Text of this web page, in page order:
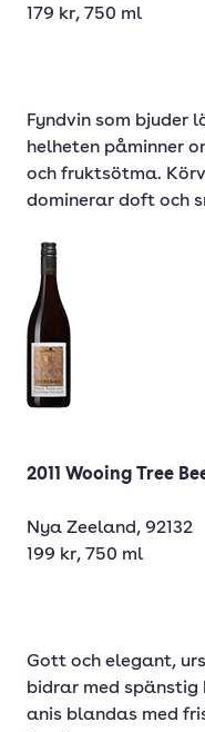
179 kr, 750 ml
Fyndvin som bjuder
helheten påminner
och fruktsötma.
dominerar doft och
2011 Wooing Tree
Nya Zeeland, 92132
199 kr, 750 ml
Gott och elegant,
bidrar med spänstig
anis blandas med